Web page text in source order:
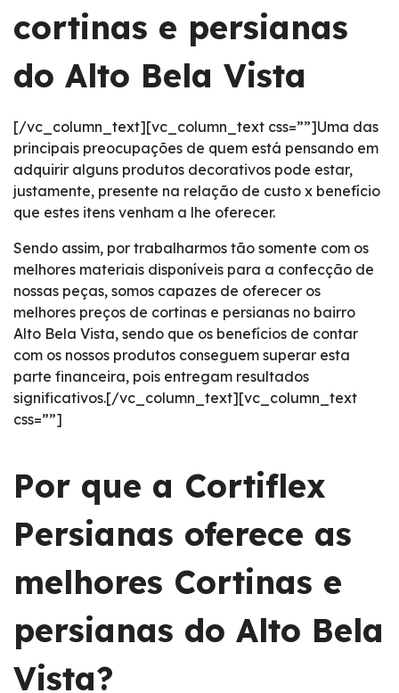
cortinas e persianas
do Alto Bela Vista
[/vc_column_text][vc_column_text css=””]Uma das
principais preocupações de quem está pensando em
adquirir alguns produtos decorativos pode estar,
justamente, presente na relação de custo x benefício
que estes itens venham a lhe oferecer.
Sendo assim, por trabalharmos tão somente com os
melhores materiais disponíveis para a confecção de
nossas peças, somos capazes de oferecer os
melhores preços de cortinas e persianas no bairro
Alto Bela Vista, sendo que os benefícios de contar
com os nossos produtos conseguem superar esta
parte financeira, pois entregam resultados
significativos.[/vc_column_text][vc_column_text
css=””]
Por que a Cortiflex
Persianas oferece as
melhores Cortinas e
persianas do Alto Bela
Vista?